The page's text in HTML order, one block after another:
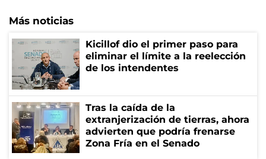
Más noticias
Kicillof dio el primer paso para
eliminar el límite a la reelección
de los intendentes
Tras la caída de la
extranjerización de tierras, ahora
advierten que podría frenarse
Zona Fría en el Senado